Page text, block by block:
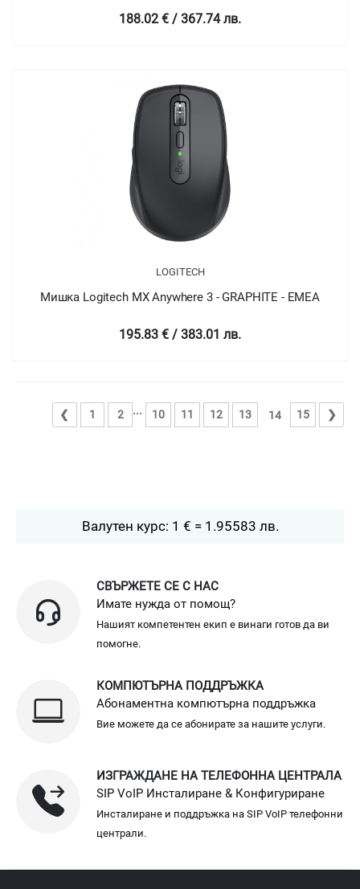
188.02 € / 367.74 лв.
LOGITECH
Мишка Logitech MX Anywhere 3 - GRAPHITE - EMEA
195.83 € / 383.01 лв.
❮ 1 2 ... 10 11 12 13 14 15 ❯
Валутен курс: 1 € = 1.95583 лв.
СВЪРЖЕТЕ СЕ С НАС
Имате нужда от помощ?
Нашият компетентен екип е винаги готов да ви
помогне.
КОМПЮТЪРНА ПОДДРЪЖКА
Абонаментна компютърна поддръжка
Вие можете да се абонирате за нашите услуги.
ИЗГРАЖДАНЕ НА ТЕЛЕФОННА ЦЕНТРАЛА
SIP VoIP Инсталиране & Конфигуриране
Инсталиране и поддръжка на SIP VoIP телефонни
централи.